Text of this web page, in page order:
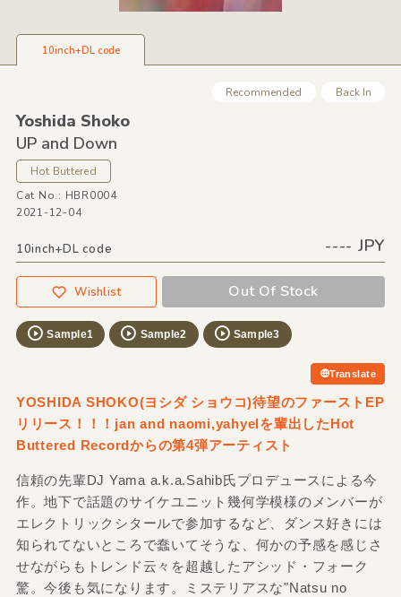
10inch+DL code
Recommended Back In
Yoshida Shoko
UP and Down
Hot Buttered
Cat No.: HBR0004
2021-12-04
10inch+DL code ---- JPY
Wishlist Out Of Stock
Sample1 Sample2 Sample3
Translate
YOSHIDA SHOKO(ヨシダ ショウコ)待望のファーストEP
リリース！！！jan and naomi,yahyelを輩出したHot
Buttered Recordからの第4弾アーティスト
信頼の先輩DJ Yama a.k.a.Sahib氏プロデュースによる今
作。地下で話題のサイケユニット幾何学模様のメンバーが
エレクトリックシタールで参加するなど、ダンス好きには
知られてないところで蠢いてそうな、何かの予感を感じさ
せながらもトレンド云々を超越したアシッド・フォーク
驚。今後も気になります。ミステリアスな"Natsu no